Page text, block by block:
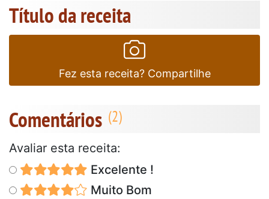
Título da receita
Fez esta receita? Compartilhe
Comentários
Avaliar esta receita:
Excelente !
Muito Bom